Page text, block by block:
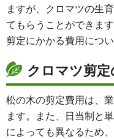
ますが、クロマツの生
てもらうことができま
剪定にかかる費用につ
クロマツ剪
松の木の剪定費用は、
ます。また、日当制と
によっても異なるため